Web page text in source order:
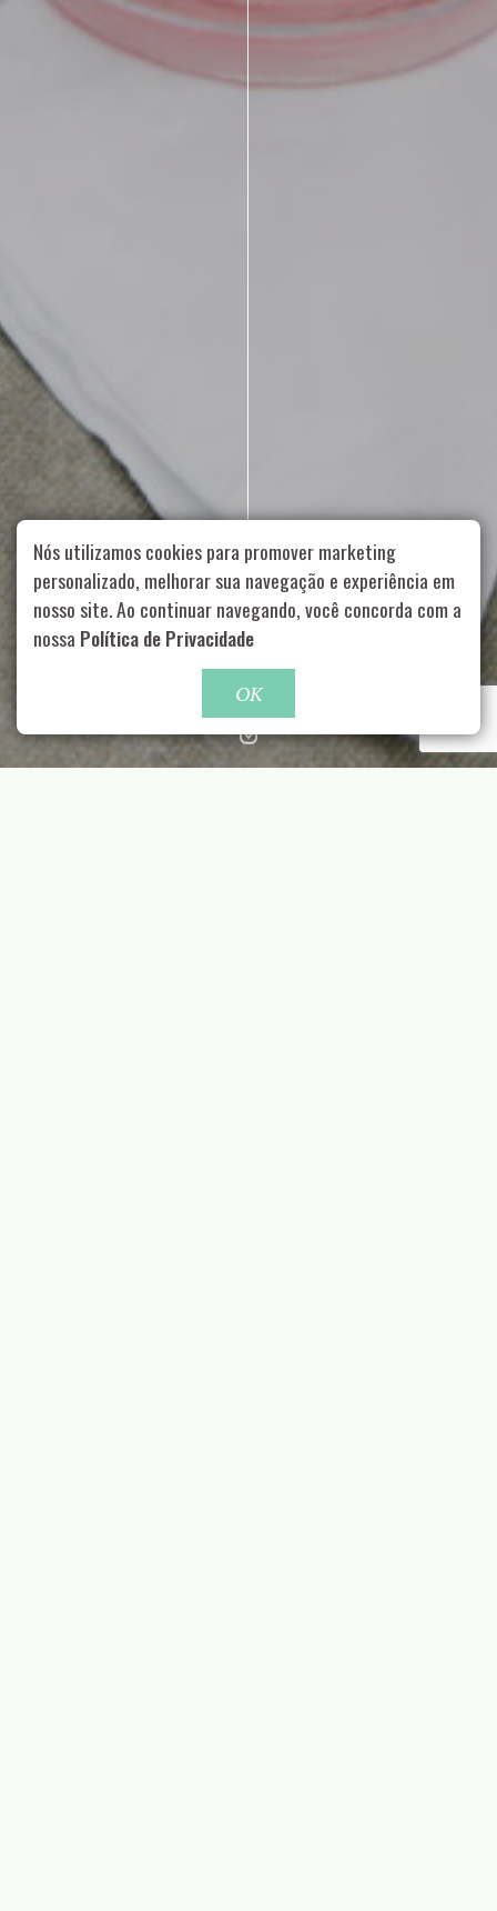
Rua Aurélia, 1714 – Vila Romana, São Paulo – SP | 55 11
99178-5848
contato@nucleofood.com
Role para continar
Nós utilizamos cookies para promover marketing
personalizado, melhorar sua navegação e experiência em
nosso site. Ao continuar navegando, você concorda com a
nossa Política de Privacidade
OK